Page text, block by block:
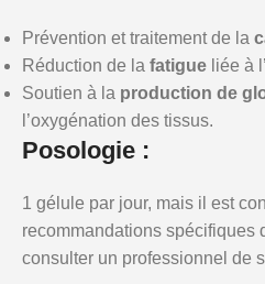
Prévention et traitement de la
Réduction de la fatigue liée à
Soutien à la production de
l’oxygénation des tissus.
Posologie :
1 gélule par jour, mais il est
recommandations spécifiques
consulter un professionnel de